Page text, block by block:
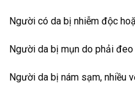
Người có da bị nhiễm độc
Người da bị mụn do phải
Người da bị nám sạm, nhiều